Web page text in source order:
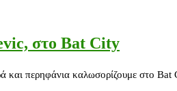
στο Bat City
περηφάνια καλωσορίζουμε στο